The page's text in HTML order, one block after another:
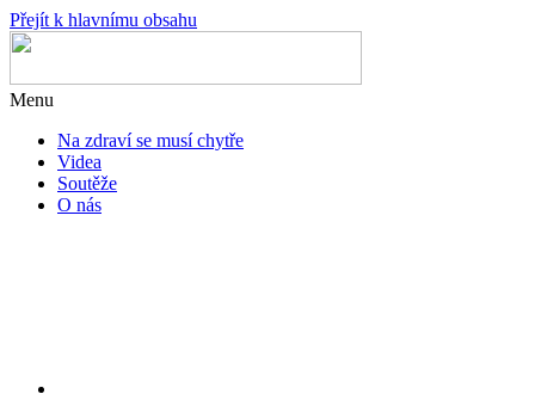
Přejít k hlavnímu obsahu
Menu
Na zdraví se musí chytře
Videa
Soutěže
O nás